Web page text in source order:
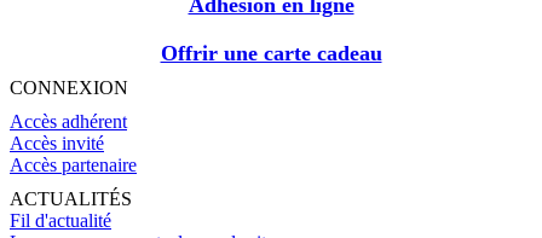
Adhésion en ligne
Offrir une carte cadeau
CONNEXION
Accès adhérent
Accès invité
Accès partenaire
ACTUALITÉS
Fil d'actualité